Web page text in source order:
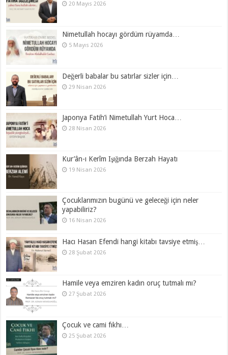
20 Mayıs 2026
Nimetullah hocayı gördüm rüyamda…
5 Mayıs 2026
Değerli babalar bu satırlar sizler için…
29 Nisan 2026
Japonya Fatih’i Nimetullah Yurt Hoca…
28 Nisan 2026
Kur’ân-ı Kerîm Işığında Berzah Hayatı
19 Nisan 2026
Çocuklarımızın bugünü ve geleceği için neler
yapabiliriz?
16 Nisan 2026
Hacı Hasan Efendi hangi kitabı tavsiye etmiş…
28 Şubat 2026
Hamile veya emziren kadın oruç tutmalı mı?
27 Şubat 2026
Çocuk ve cami fıkhı…
25 Şubat 2026